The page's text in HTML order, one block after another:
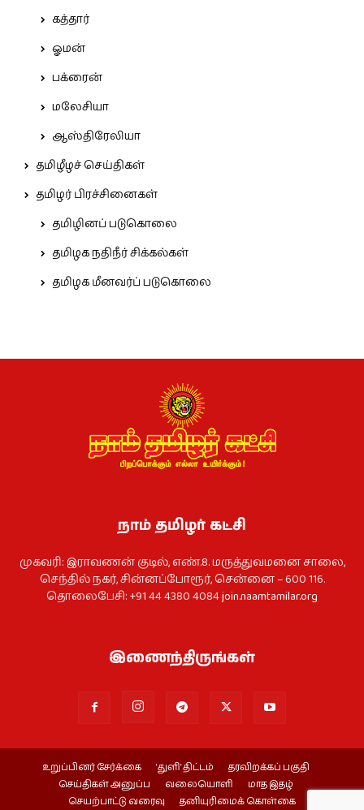
கத்தார்
ஓமன்
பக்ரைன்
மலேசியா
ஆஸ்திரேலியா
தமிழீழச் செய்திகள்
தமிழர் பிரச்சினைகள்
தமிழினப் படுகொலை
தமிழக நதிநீர் சிக்கல்கள்
தமிழக மீனவர்ப் படுகொலை
நாம் தமிழர் கட்சி
முகவரி: இராவணன் குடில், எண்.8. மருத்துவமனை சாலை,
செந்தில் நகர், சின்னப்போரூர், சென்னை – 600 116.
தொலைபேசி: +91 44 4380 4084join.naamtamilar.org
இணைந்திருங்கள்
உறுப்பினர் சேர்க்கை ‘துளி’ திட்டம்
தரவிறக்கப் பகுதி
செய்திகள் அனுப்ப
வலையொளி
மாத இதழ்
செயற்பாட்டு வரைவு
தனியுரிமைக் கொள்கை